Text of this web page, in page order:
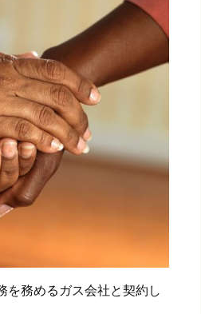
を務めるガス会社と契約し